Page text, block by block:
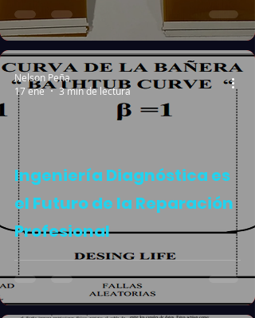
Ingeniería Diagnóstica es
el Futuro de la Reparación
Profesional
Nelson Peña
17 ene
3 min de lectura